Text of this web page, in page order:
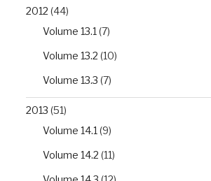
2012 (44)
Volume 13.1 (7)
Volume 13.2 (10)
Volume 13.3 (7)
2013 (51)
Volume 14.1 (9)
Volume 14.2 (11)